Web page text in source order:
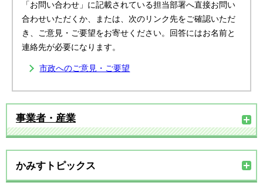
「お問い合わせ」に記載されている担当部署へ直接お問い
合わせいただくか、または、次のリンク先をご確認いただ
き、ご意見・ご要望をお寄せください。回答にはお名前と
連絡先が必要になります。
市政へのご意見・ご要望
事業者・産業
かみすトピックス